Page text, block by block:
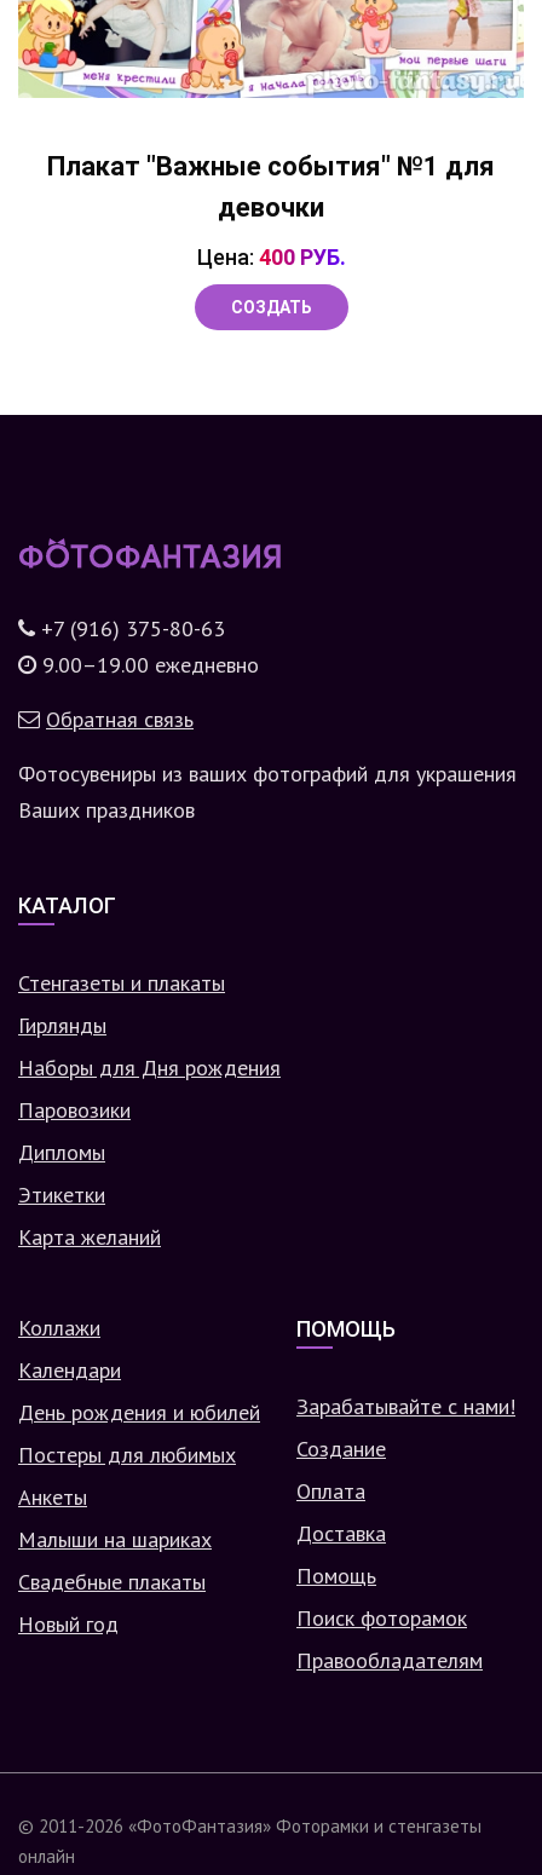
Плакат "Важные события" №1 для
девочки
Цена: 400 РУБ.
СОЗДАТЬ
+7 (916) 375-80-63
9.00–19.00 ежедневно
Обратная связь
Фотосувениры из ваших фотографий для украшения
Ваших праздников
КАТАЛОГ
Стенгазеты и плакаты
Гирлянды
Наборы для Дня рождения
Паровозики
Дипломы
Этикетки
Карта желаний
Коллажи
Календари
День рождения и юбилей
Постеры для любимых
Анкеты
Малыши на шариках
Свадебные плакаты
Новый год
ПОМОЩЬ
Зарабатывайте с нами!
Создание
Оплата
Доставка
Помощь
Поиск фоторамок
Правообладателям
© 2011-2026 «ФотоФантазия» Фоторамки и стенгазеты
онлайн